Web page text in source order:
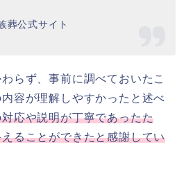
葬公式サイト
らず、事前に調べておいたこ
容が理解しやすかったと述べ
応や説明が丁寧であったた
ることができたと感謝してい